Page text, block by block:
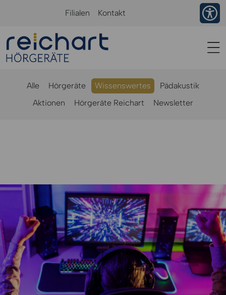
Filialen Kontakt
Alle Hörgeräte Wissenswertes
Pädakustik
Aktionen
Hörgeräte Reichart Newsletter